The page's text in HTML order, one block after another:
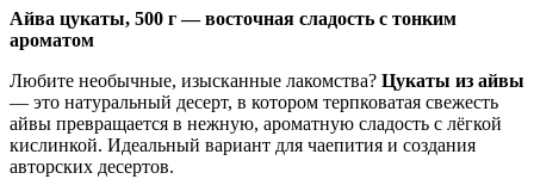
Айва цукаты, 500 г — восточная сладость с тонким
ароматом
Любите необычные, изысканные лакомства? Цукаты из айвы
— это натуральный десерт, в котором терпковатая свежесть
айвы превращается в нежную, ароматную сладость с лёгкой
кислинкой. Идеальный вариант для чаепития и создания
авторских десертов.